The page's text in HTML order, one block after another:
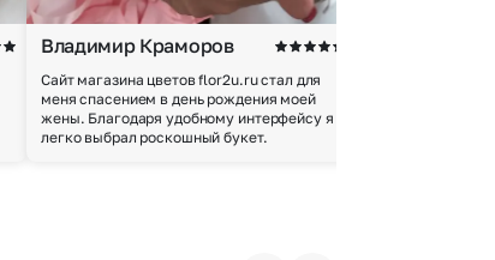
Владимир Краморов
Сайт магазина цветов flor2u.ru стал для
меня спасением в день рождения моей
жены. Благодаря удобному интерфейсу я
легко выбрал роскошный букет.